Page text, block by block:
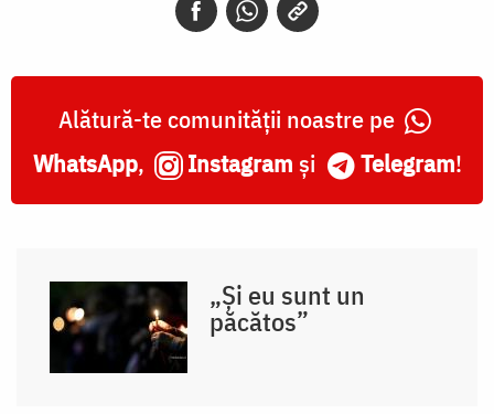
Alătură-te comunității noastre pe
WhatsApp, Instagram și Telegram!
„Și eu sunt un
păcătos”